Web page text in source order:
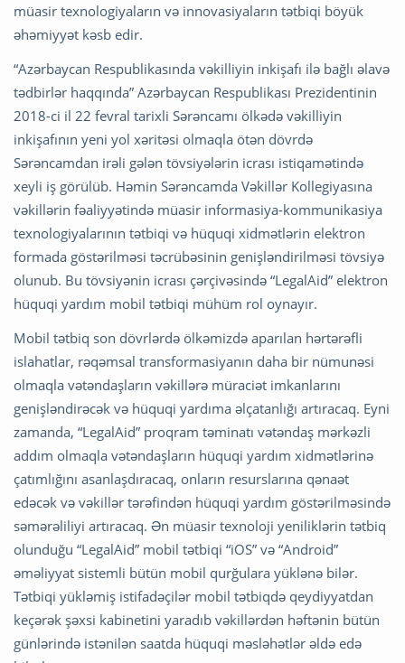
müasir texnologiyaların və innovasiyaların tətbiqi böyük
əhəmiyyət kəsb edir.
“Azərbaycan Respublikasında vəkilliyin inkişafı ilə bağlı əlavə
tədbirlər haqqında” Azərbaycan Respublikası Prezidentinin
2018-ci il 22 fevral tarixli Sərəncamı ölkədə vəkilliyin
inkişafının yeni yol xəritəsi olmaqla ötən dövrdə
Sərəncamdan irəli gələn tövsiyələrin icrası istiqamətində
xeyli iş görülüb. Həmin Sərəncamda Vəkillər Kollegiyasına
vəkillərin fəaliyyətində müasir informasiya-kommunikasiya
texnologiyalarının tətbiqi və hüquqi xidmətlərin elektron
formada göstərilməsi təcrübəsinin genişləndirilməsi tövsiyə
olunub. Bu tövsiyənin icrası çərçivəsində “LegalAid” elektron
hüquqi yardım mobil tətbiqi mühüm rol oynayır.
Mobil tətbiq son dövrlərdə ölkəmizdə aparılan hərtərəfli
islahatlar, rəqəmsal transformasiyanın daha bir nümunəsi
olmaqla vətəndaşların vəkillərə müraciət imkanlarını
genişləndirəcək və hüquqi yardıma əlçatanlığı artıracaq. Eyni
zamanda, “LegalAid” proqram təminatı vətəndaş mərkəzli
addım olmaqla vətəndaşların hüquqi yardım xidmətlərinə
çatımlığını asanlaşdıracaq, onların resurslarına qənaət
edəcək və vəkillər tərəfindən hüquqi yardım göstərilməsində
səmərəliliyi artıracaq. Ən müasir texnoloji yeniliklərin tətbiq
olunduğu “LegalAid” mobil tətbiqi “iOS” və “Android”
əməliyyat sistemli bütün mobil qurğulara yüklənə bilər.
Tətbiqi yükləmiş istifadəçilər mobil tətbiqdə qeydiyyatdan
keçərək şəxsi kabinetini yaradıb vəkillərdən həftənin bütün
günlərində istənilən saatda hüquqi məsləhətlər əldə edə